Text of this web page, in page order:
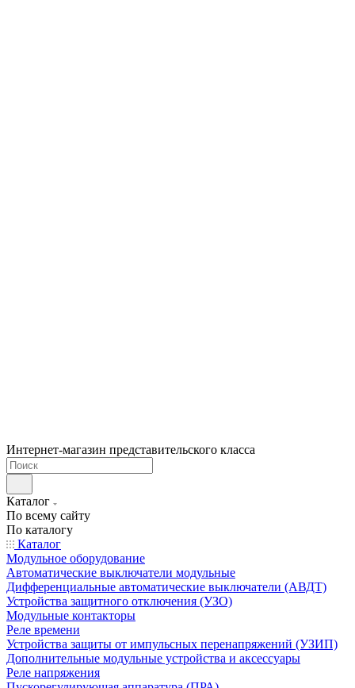
Интернет-магазин представительского класса
Каталог
По всему сайту
По каталогу
Каталог
Модульное оборудование
Автоматические выключатели модульные
Дифференциальные автоматические выключатели (АВДТ)
Устройства защитного отключения (УЗО)
Модульные контакторы
Реле времени
Устройства защиты от импульсных перенапряжений (УЗИП)
Дополнительные модульные устройства и аксессуары
Реле напряжения